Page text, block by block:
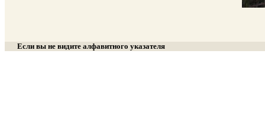
Если вы не видите алфавитного указателя